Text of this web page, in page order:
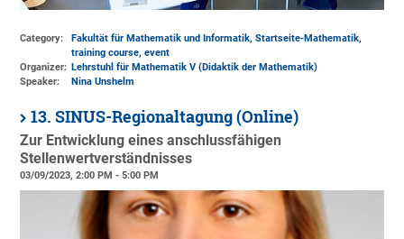
Category:
Fakultät für Mathematik und Informatik, Startseite-Mathematik,
training course, event
Organizer: Lehrstuhl für Mathematik V (Didaktik der Mathematik)
Speaker:
Nina Unshelm
13. SINUS-Regionaltagung (Online)
Zur Entwicklung eines anschlussfähigen
Stellenwertverständnisses
03/09/2023, 2:00 PM - 5:00 PM